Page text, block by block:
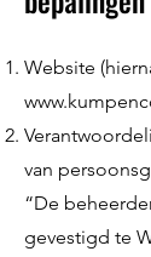
Website
van
“De
gevestigd te